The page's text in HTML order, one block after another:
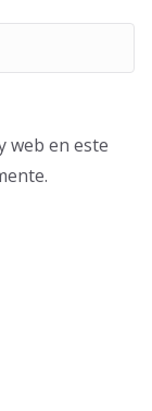
web en este